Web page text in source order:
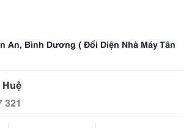
An, Bình Dương ( Đối Diện Nhà Máy Tân
321